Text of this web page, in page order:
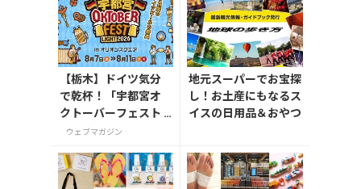
【栃木】ドイツ気分
で乾杯！「宇都宮オ
クトーバーフェスト L
ight 2026」が8月7日
ウェブマガジン
地元スーパーでお宝探
し！お土産にもなるス
イスの日用品＆おやつ